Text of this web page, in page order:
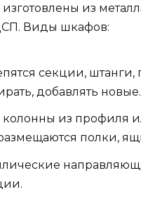
из
Виды шкафов:
секции, штанги,
добавлять новые.
из профиля
полки,